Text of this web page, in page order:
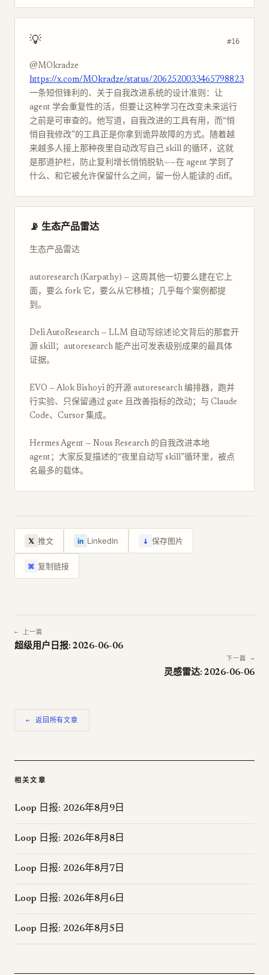
💡 #16
@MOkradze
https://x.com/MOkradze/status/2062520033465798823
一条短但锋利的、关于自我改进系统的设计准则：让
agent 学会重复性的活，但要让这种学习在改变未来运行
之前是可审查的。他写道，自我改进的工具有用，而“悄
悄自我修改”的工具正是你拿到诡异故障的方式。随着越
来越多人接上那种夜里自动改写自己 skill 的循环，这就
是那道护栏，防止复利增长悄悄脱轨——在 agent 学到了
什么、和它被允许保留什么之间，留一份人能读的 diff。
📡 生态产品雷达
生态产品雷达
autoresearch (Karpathy) — 这周其他一切要么建在它上
面，要么 fork 它，要么从它移植；几乎每个案例都提
到。
Deli AutoResearch — LLM 自动写综述论文背后的那套开
源 skill；autoresearch 能产出可发表级别成果的最具体
证据。
EVO — Alok Bishoyi 的开源 autoresearch 编排器，跑并
行实验、只保留通过 gate 且改善指标的改动；与 Claude
Code、Cursor 集成。
Hermes Agent — Nous Research 的自我改进本地
agent；大家反复描述的“夜里自动写 skill”循环里，被点
名最多的载体。
𝕏 推文 in LinkedIn ↓ 保存图片
⌘ 复制链接
← 上一篇
超级用户日报: 2026-06-06
下一篇 →
灵感雷达: 2026-06-06
← 返回所有文章
相关文章
Loop 日报: 2026年8月9日
Loop 日报: 2026年8月8日
Loop 日报: 2026年8月7日
Loop 日报: 2026年8月6日
Loop 日报: 2026年8月5日